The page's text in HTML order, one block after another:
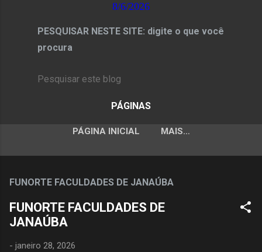
8/6/2026
PESQUISAR NESTE SITE: digite o que você
procura
PÁGINAS
PÁGINA INICIAL MAIS…
FUNORTE FACULDADES DE JANAÚBA
FUNORTE FACULDADES DE
JANAÚBA
- janeiro 28, 2026